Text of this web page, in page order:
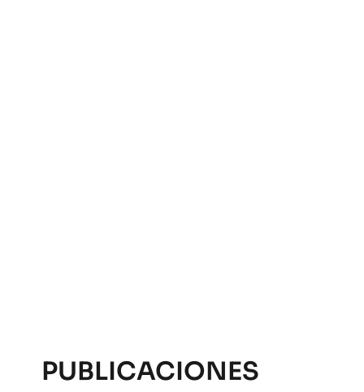
PUBLICACIONES